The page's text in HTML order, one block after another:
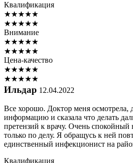
Квалификация
★★★★★
★★★★★
Внимание
★★★★★
★★★★★
Цена-качество
★★★★★
★★★★★
Ильдар 12.04.2022
Все хорошо. Доктор меня осмотрела,
информацию и сказала что делать
претензий к врачу. Очень спокойный
только по делу. Я обращусь к ней
единственный инфекционист на
Квалификация